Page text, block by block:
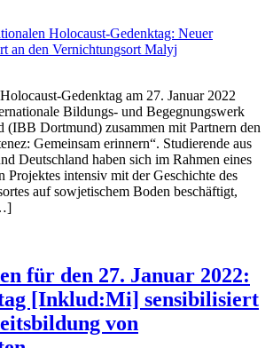
Gedenktag am 27. Januar 2022
Bildungs- und Begegnungswerk
(IBB Dortmund) zusammen mit Partnern den
Gemeinsam erinnern“. Studierende aus
Deutschland haben sich im Rahmen eines
Projektes intensiv mit der Geschichte des
auf sowjetischem Boden beschäftigt,
für den 27. Januar 2022:
[Inklud:Mi] sensibilisiert
von